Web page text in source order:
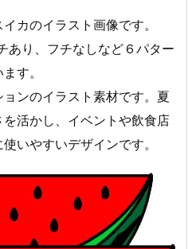
カのイラスト画像です。
あり、フチなしなど６パター
す。
ンのイラスト素材です。夏
活かし、イベントや飲食店
いやすいデザインです。